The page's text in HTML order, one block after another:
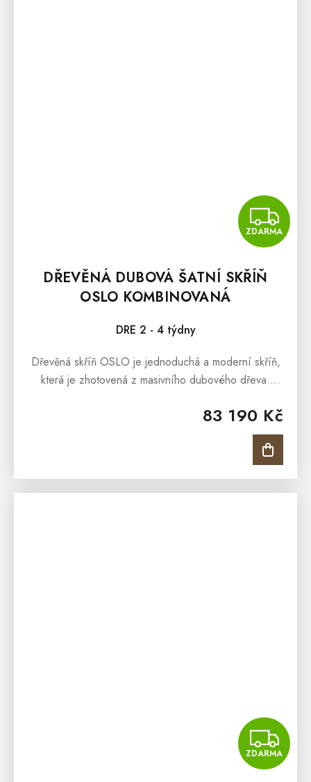
ZDARMA
DŘEVĚNÁ DUBOVÁ ŠATNÍ SKŘÍŇ
OSLO KOMBINOVANÁ
DRE 2 - 4 týdny
83 190 Kč
Dřevěná skříň OSLO je jednoduchá a moderní skříň,
která je zhotovená z masivního dubového dřeva.
představuje elegantní a...
ZDARMA